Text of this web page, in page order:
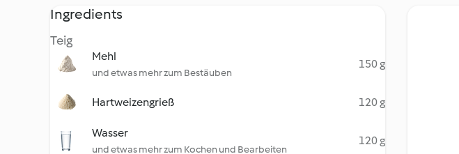
Ingredients
Teig
Mehl
und etwas mehr zum Bestäuben
150 g
Hartweizengrieß 120 g
Wasser
und etwas mehr zum Kochen und Bearbeiten
120 g